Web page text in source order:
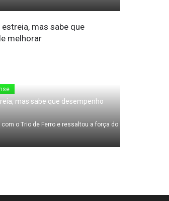
mas sabe que desempenho
o Trio de Ferro e ressaltou a força do